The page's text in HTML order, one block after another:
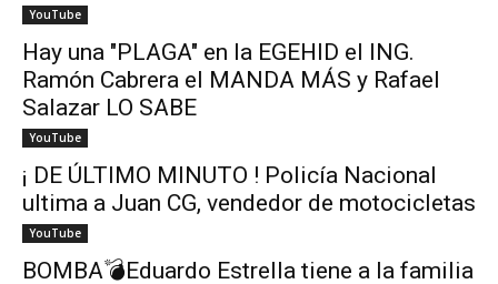
YouTube
Hay una "PLAGA" en la EGEHID el ING.
Ramón Cabrera el MANDA MÁS y Rafael
Salazar LO SABE
YouTube
¡ DE ÚLTIMO MINUTO ! Policía Nacional
ultima a Juan CG, vendedor de motocicletas
YouTube
BOMBA💣Eduardo Estrella tiene a la familia